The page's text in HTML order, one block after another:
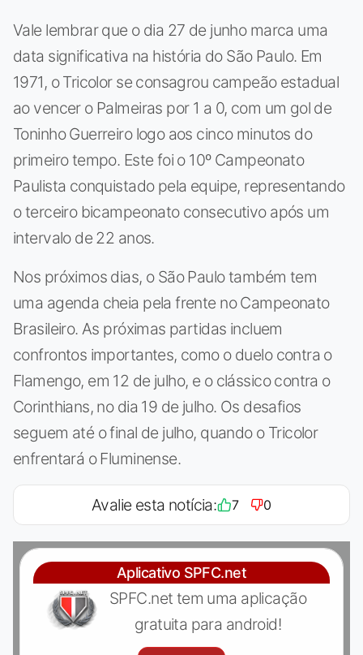
Vale lembrar que o dia 27 de junho marca uma
data significativa na história do São Paulo. Em
1971, o Tricolor se consagrou campeão estadual
ao vencer o Palmeiras por 1 a 0, com um gol de
Toninho Guerreiro logo aos cinco minutos do
primeiro tempo. Este foi o 10º Campeonato
Paulista conquistado pela equipe, representando
o terceiro bicampeonato consecutivo após um
intervalo de 22 anos.
Nos próximos dias, o São Paulo também tem
uma agenda cheia pela frente no Campeonato
Brasileiro. As próximas partidas incluem
confrontos importantes, como o duelo contra o
Flamengo, em 12 de julho, e o clássico contra o
Corinthians, no dia 19 de julho. Os desafios
seguem até o final de julho, quando o Tricolor
enfrentará o Fluminense.
Avalie esta notícia: 7 0
Aplicativo SPFC.net
SPFC.net tem uma aplicação
gratuita para android!